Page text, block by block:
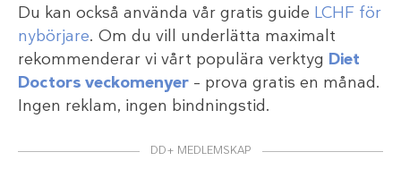
Du kan också använda vår gratis guide LCHF för
nybörjare. Om du vill underlätta maximalt
rekommenderar vi vårt populära verktyg Diet
Doctors veckomenyer – prova gratis en månad.
Ingen reklam, ingen bindningstid.
DD+ MEDLEMSKAP